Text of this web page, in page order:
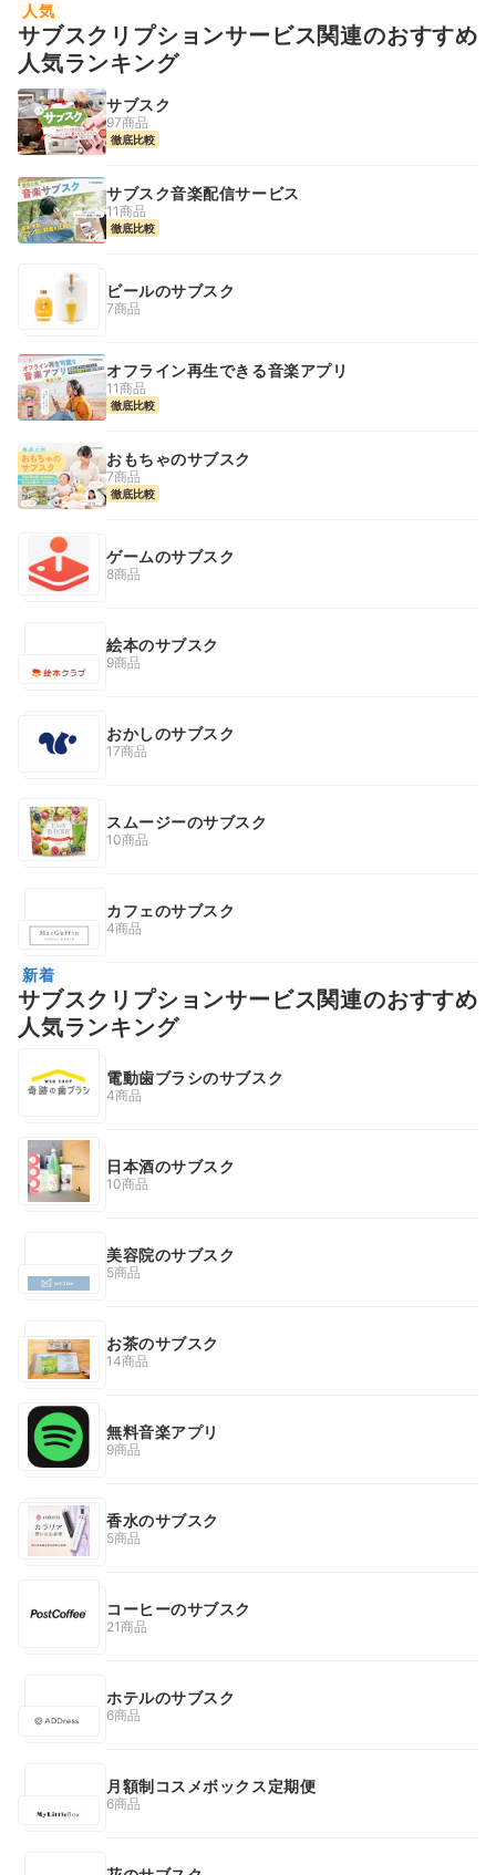
人気
サブスクリプションサービス関連のおすすめ
人気ランキング
サブスク
97商品
徹底比較
サブスク音楽配信サービス
11商品
徹底比較
ビールのサブスク
7商品
オフライン再生できる音楽アプリ
11商品
徹底比較
おもちゃのサブスク
7商品
徹底比較
ゲームのサブスク
8商品
絵本のサブスク
9商品
おかしのサブスク
17商品
スムージーのサブスク
10商品
カフェのサブスク
4商品
新着
サブスクリプションサービス関連のおすすめ
人気ランキング
電動歯ブラシのサブスク
4商品
日本酒のサブスク
10商品
美容院のサブスク
5商品
お茶のサブスク
14商品
無料音楽アプリ
9商品
香水のサブスク
5商品
コーヒーのサブスク
21商品
ホテルのサブスク
6商品
月額制コスメボックス定期便
6商品